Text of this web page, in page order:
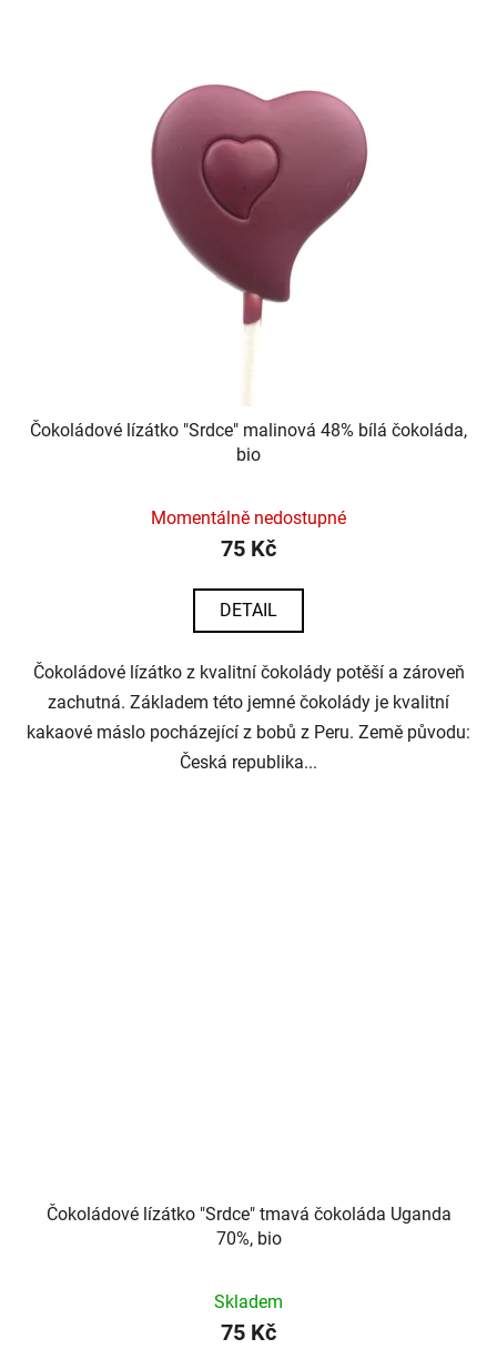
Čokoládové lízátko "Srdce" malinová 48% bílá čokoláda,
bio
Momentálně nedostupné
75 Kč
DETAIL
Čokoládové lízátko z kvalitní čokolády potěší a zároveň
zachutná. Základem této jemné čokolády je kvalitní
kakaové máslo pocházející z bobů z Peru. Země původu:
Česká republika...
Čokoládové lízátko "Srdce" tmavá čokoláda Uganda
70%, bio
Skladem
75 Kč